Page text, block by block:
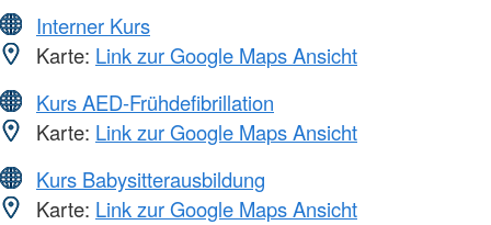
Interner Kurs
Karte: Link zur Google Maps Ansicht
Kurs AED-Frühdefibrillation
Karte: Link zur Google Maps Ansicht
Kurs Babysitterausbildung
Karte: Link zur Google Maps Ansicht